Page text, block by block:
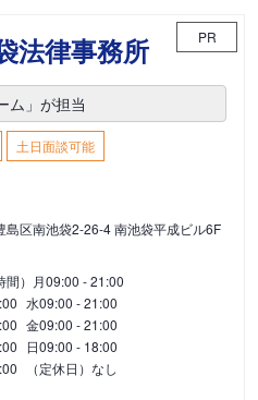
法律事務所 PR
ム」が担当
土日面談可能
島区南池袋2-26-4 南池袋平成ビル6F
間） 月09:00 - 21:00
水09:00 - 21:00
金09:00 - 21:00
日09:00 - 18:00
（定休日）なし